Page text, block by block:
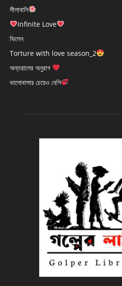
লীলাবালি
Infinite Love
ভিলেন
Torture with love season_2
অন্তরালের অনুরাগ
ভালোবাসার চেয়েও বেশি